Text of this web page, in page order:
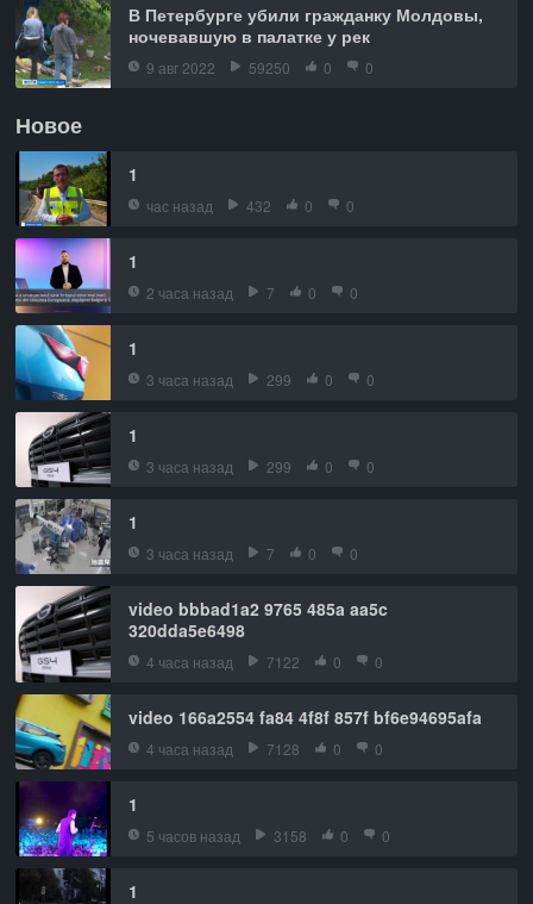
В Петербурге убили гражданку Молдовы,
ночевавшую в палатке у рек
9 авг 2022 59250 0 0
Новое
1
час назад 432 0 0
1
2 часа назад 7 0 0
1
3 часа назад 299 0 0
1
3 часа назад 299 0 0
1
3 часа назад 7 0 0
video bbbad1a2 9765 485a aa5c
320dda5e6498
4 часа назад 7122 0 0
video 166a2554 fa84 4f8f 857f bf6e94695afa
4 часа назад 7128 0 0
1
5 часов назад 3158 0 0
1